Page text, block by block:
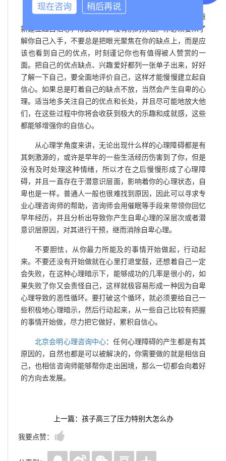
要想克服自卑心理，唯一的办法就是接纳自卑，并且重
新建立起自信心，除此以外，没有别的办法。你必须要从了
解你自己入手，不要总是把眼光聚焦在你的缺点上，而是应
该也看到自己的优点，时刻谨记你也有值得被人赞赏的一
面。把自己的优点缺点、兴趣爱好都列一张单子出来，好好
了解一下自己，要全面地评价自己，这样才能慢慢建立起自
信心。如果总是盯着自己的缺点不放，当然会产生自卑的心
理。适当地多关注自己的优点和长处，并且尽可能地放大他
们，在这些过程中你将会收获到极大的乐趣和成就感，这些
都能够增强你的自信心。
从心理学角度来讲，无论出现什么样的心理障碍都是有
其刺激源的，或许是早年的一些生活经历伤害到了你，但是
没有及时处理这种情绪，所以才在之后慢慢形成了心理障
碍，并且一直存在于潜意识层面，影响着你的心理状态，自
卑也是一样。普通人一般也很难找到原因，因此可以寻求专
业心理咨询师的帮助，咨询师会用催眠等手段来带领你回忆
早年经历，并且分析出导致你产生自卑心理的深层次或者潜
意识层原因，对其进行干预，继而消除自卑心理。
不要胆怯，从你最力所能及的事情开始做起，行动起
来。不要还没有开始做就在心里打退堂鼓，还想着自己一定
会失败，在这种心理暗示下，能够成功的几率是很小的，如
果失败了你又会责怪自己，这样就极容易形成一种因为自卑
心理导致的恶性循环。要打破这个循环，就必须要给自己一
些积极地心理暗示，然后行动起来，从一些自己比较有把握
的事情开始做，尽力把它做好，累积自信心。
北京会明心理咨询中心：任何心理障碍的产生都是有其
原因的，自然也都是可以被解决的，你需要做的就是相信自
己，也相信咨询师能够帮你走出困境，那么一切都会向着好
的方向去发展。
上一篇：孩子高三了压力特别大怎么办
我要点赞：
现在咨询 稍后再说